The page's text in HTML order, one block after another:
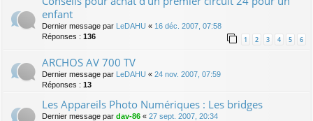
enfant
Dernier message par LeDAHU « 16 déc. 2007, 07:58
Réponses : 136 1 2 3 4 5 6
ARCHOS AV 700 TV
Dernier message par LeDAHU « 24 nov. 2007, 07:59
Réponses : 13
Les Appareils Photo Numériques : Les bridges
Dernier message par dav-86 « 27 sept. 2007, 20:34